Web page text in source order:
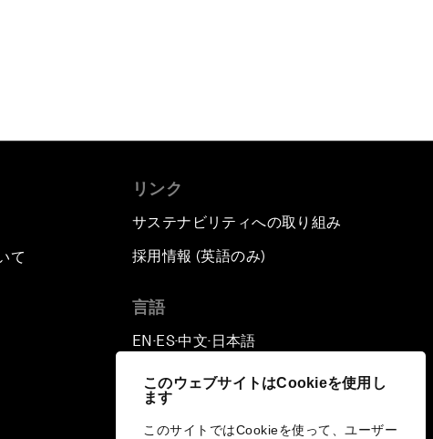
このウェブサイトはCookieを使用し
ます
このサイトではCookieを使って、ユーザー
て
リンク
サステナビリティへの取り組み
採用情報 (英語のみ)
言語
EN ▪ ES▪中文▪ 日本語